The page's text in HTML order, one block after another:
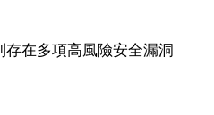
在多項高風險安全漏洞